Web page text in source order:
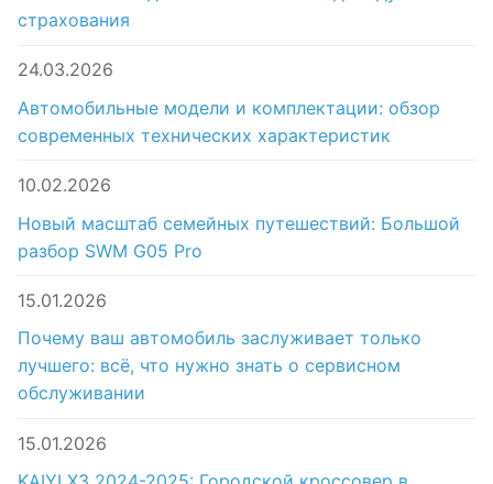
страхования
24.03.2026
Автомобильные модели и комплектации: обзор
современных технических характеристик
10.02.2026
Новый масштаб семейных путешествий: Большой
разбор SWM G05 Pro
15.01.2026
Почему ваш автомобиль заслуживает только
лучшего: всё, что нужно знать о сервисном
обслуживании
15.01.2026